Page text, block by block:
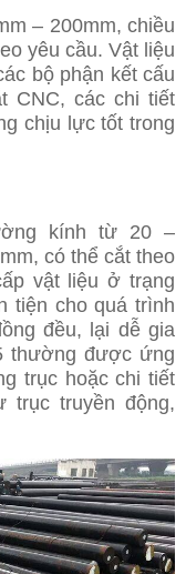
– 200mm, chiều
yêu cầu. Vật liệu
bộ phận kết cấu
CNC, các chi tiết
chịu lực tốt trong
kính từ 20 –
có thể cắt theo
vật liệu ở trạng
tiện cho quá trình
đều, lại dễ gia
thường được ứng
trục hoặc chi tiết
trục truyền động,